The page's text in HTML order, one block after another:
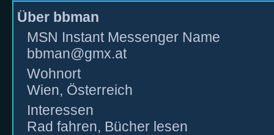
Über bbman
MSN Instant Messenger Name
bbman@gmx.at
Wohnort
Wien, Österreich
Interessen
Rad fahren, Bücher lesen